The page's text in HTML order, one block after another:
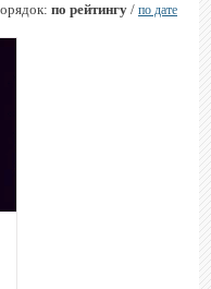
по рейтингу / по дате